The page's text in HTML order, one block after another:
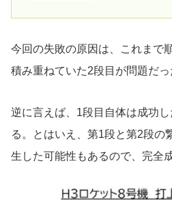
今回の失敗の原因は、これまで
積み重ねていた2段目が問題だっ
逆に言えば、1段目自体は成功
る。とはいえ、第1段と第2段の
生した可能性もあるので、完全